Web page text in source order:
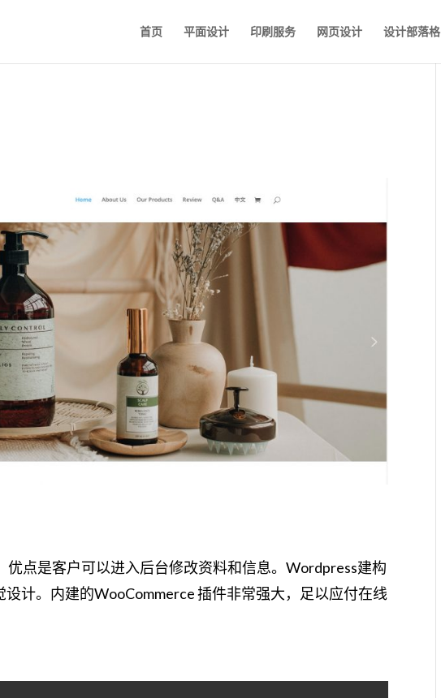
首页 平面设计 印刷服务 网页设计 设计部落格
优点是客户可以进入后台修改资料和信息。Wordpress建构
计。内建的WooCommerce 插件非常强大，足以应付在线